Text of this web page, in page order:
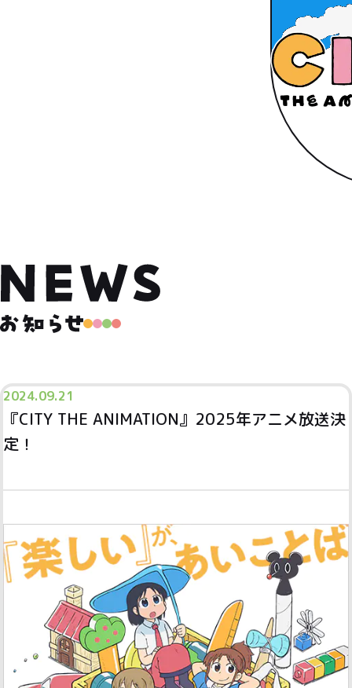
2024.09.21
『CITY THE ANIMATION』2025年アニメ放送決
定！